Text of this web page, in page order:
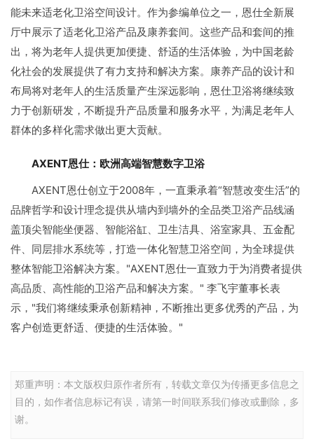
能未来适老化卫浴空间设计。作为参编单位之一，恩仕全新展
厅中展示了适老化卫浴产品及康养套间。这些产品和套间的推
出，将为老年人提供更加便捷、舒适的生活体验，为中国老龄
化社会的发展提供了有力支持和解决方案。康养产品的设计和
布局将对老年人的生活质量产生深远影响，恩仕卫浴将继续致
力于创新研发，不断提升产品质量和服务水平，为满足老年人
群体的多样化需求做出更大贡献。
AXENT恩仕：欧洲高端智慧数字卫浴
AXENT恩仕创立于2008年，一直秉承着“智慧改变生活”的
品牌哲学和设计理念提供从墙内到墙外的全品类卫浴产品线涵
盖顶尖智能坐便器、智能浴缸、卫生洁具、浴室家具、五金配
件、同层排水系统等，打造一体化智慧卫浴空间，为全球提供
整体智能卫浴解决方案。"AXENT恩仕一直致力于为消费者提供
高品质、高性能的卫浴产品和解决方案。" 李飞宇董事长表
示，"我们将继续秉承创新精神，不断推出更多优秀的产品，为
客户创造更舒适、便捷的生活体验。"
郑重声明：本文版权归原作者所有，转载文章仅为传播更多信息之
目的，如作者信息标记有误，请第一时间联系我们修改或删除，多
谢。